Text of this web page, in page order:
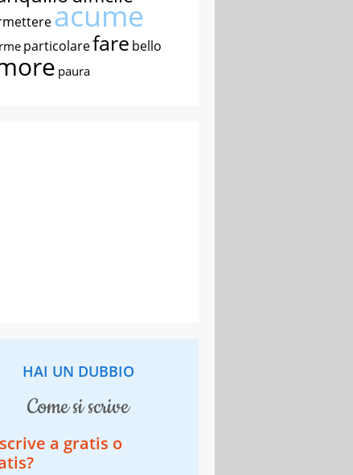
acume
particolarefare bello
paura
HAI UN DUBBIO
come si scrive
a gratis o